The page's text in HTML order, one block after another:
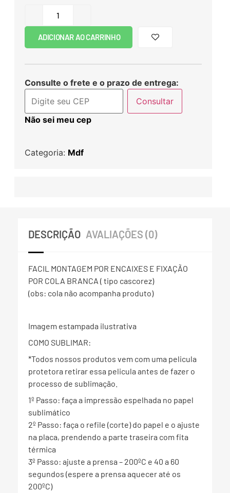
ADICIONAR AO CARRINHO
Consulte o frete e o prazo de entrega:
Consultar
Não sei meu cep
Categoria: Mdf
DESCRIÇÃO AVALIAÇÕES (0)
FACIL MONTAGEM POR ENCAIXES E FIXAÇÃO
POR COLA BRANCA ( tipo cascorez)
(obs: cola não acompanha produto)
Imagem estampada ilustrativa
COMO SUBLIMAR:
*Todos nossos produtos vem com uma pelicula
protetora retirar essa pelicula antes de fazer o
processo de sublimação.
1º Passo: faça a impressão espelhada no papel
sublimático
2º Passo: faça o refile (corte) do papel e o ajuste
na placa, prendendo a parte traseira com fita
térmica
3º Passo: ajuste a prensa – 200ºC e 40 a 60
segundos (espere a prensa aquecer até os
200ºC)